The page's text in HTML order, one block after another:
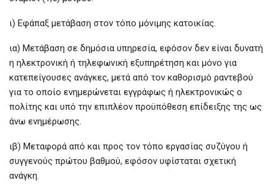
ι) Εφάπαξ μετάβαση στον τόπο μόνιμης κατοικίας.
ια) Μετάβαση σε δημόσια υπηρεσία, εφόσον δεν είναι δυνατή
η ηλεκτρονική ή τηλεφωνική εξυπηρέτηση και μόνο για
κατεπείγουσες ανάγκες, μετά από τον καθορισμό ραντεβού
για το οποίο ενημερώνεται εγγράφως ή ηλεκτρονικώς ο
πολίτης και υπό την επιπλέον προϋπόθεση επίδειξης της ως
άνω ενημέρωσης.
ιβ) Μεταφορά από και προς τον τόπο εργασίας συζύγου ή
συγγενούς πρώτου βαθμού, εφόσον υφίσταται σχετική
ανάγκη.